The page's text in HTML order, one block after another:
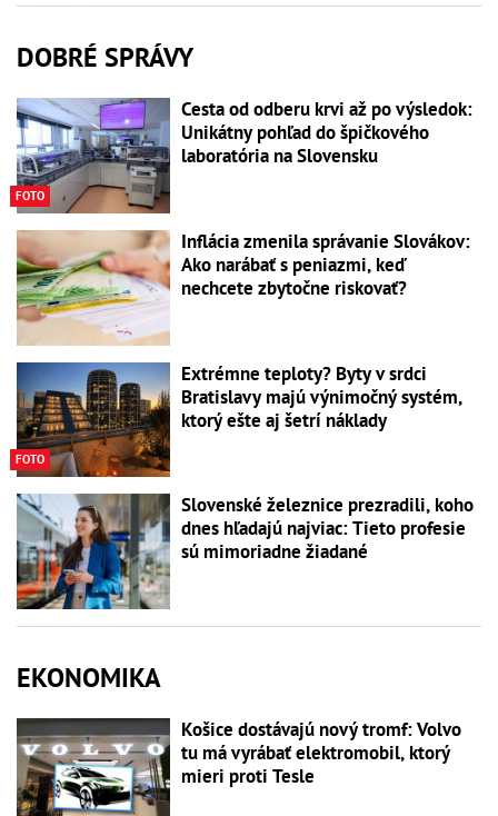
DOBRÉ SPRÁVY
FOTO
Cesta od odberu krvi až po výsledok:
Unikátny pohľad do špičkového
laboratória na Slovensku
Inflácia zmenila správanie Slovákov:
Ako narábať s peniazmi, keď
nechcete zbytočne riskovať?
FOTO
Extrémne teploty? Byty v srdci
Bratislavy majú výnimočný systém,
ktorý ešte aj šetrí náklady
Slovenské železnice prezradili, koho
dnes hľadajú najviac: Tieto profesie
sú mimoriadne žiadané
EKONOMIKA
Košice dostávajú nový tromf: Volvo
tu má vyrábať elektromobil, ktorý
mieri proti Tesle